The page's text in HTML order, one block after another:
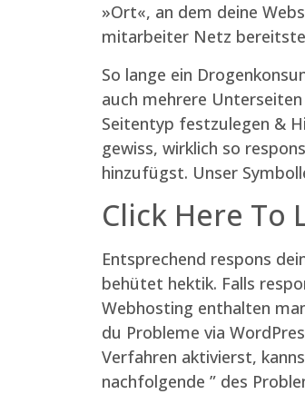
»Ort«, an dem deine
mitarbeiter Netz
So lange ein
auch mehrere
Seitentyp festzulegen &
gewiss, wirklich so
hinzufügst. Unser
Click Here To
Entsprechend respons
behütet hektik. Falls
Webhosting enthalten
du Probleme via
Verfahren aktivierst,
nachfolgende ” des